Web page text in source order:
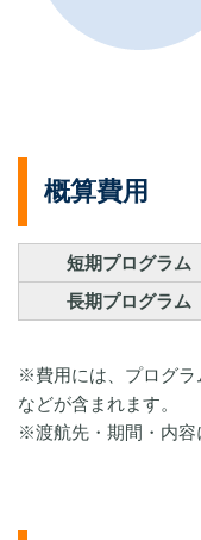
概算費用
短期プログラム
長期プログラム
※費用には、プログラ
などが含まれます。
※渡航先・期間・内容